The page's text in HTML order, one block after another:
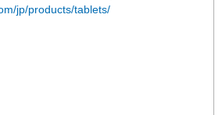
jp/products/tablets/